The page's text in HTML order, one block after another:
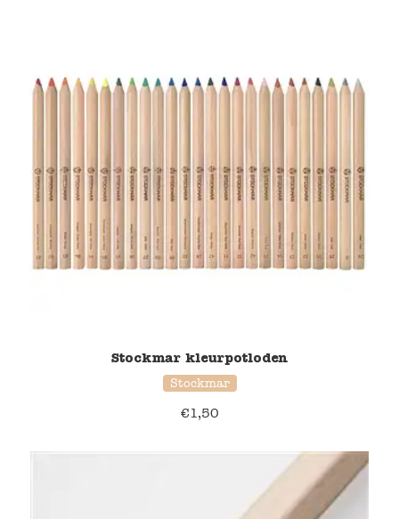
Stockmar kleurpotloden
Stockmar
€1,50